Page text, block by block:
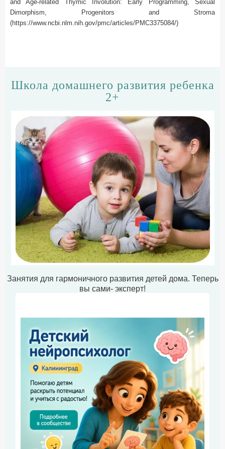
and Age-related Thymic Involution: Early Programming, Sexual
Dimorphism, Progenitors and Stroma
(https://www.ncbi.nlm.nih.gov/pmc/articles/PMC3375084/)
Школа домашнего развития ребенка
2+
Занятия для гармоничного развития детей дома. Теперь
вы сами- эксперт!